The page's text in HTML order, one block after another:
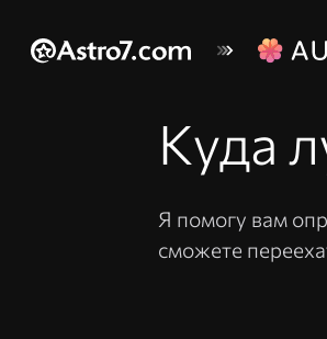
Куда
Я помогу вам
сможете